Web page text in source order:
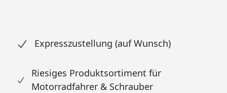
Expresszustellung (auf Wunsch)
Riesiges Produktsortiment für
Motorradfahrer & Schrauber